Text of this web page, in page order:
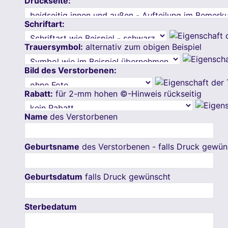
Schriftart:
Trauersymbol: alternativ zum obigen Beispiel
Bild des Verstorbenen:
Rabatt: für 2-mm hohen ©-Hinweis rückseitig
Name des Verstorbenen
Geburtsname des Verstorbenen - falls Druck
Geburtsdatum falls Druck gewünscht
Sterbedatum